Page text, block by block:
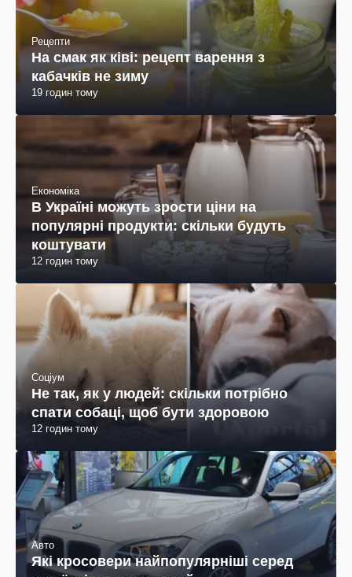
Рецепти
На смак як ківі: рецепт варення з
кабачків не зиму
19 годин тому
Економіка
В Україні можуть зрости ціни на
популярні продукти: скільки будуть
коштувати
12 годин тому
Соціум
Не так, як у людей: скільки потрібно
спати собаці, щоб бути здоровою
12 годин тому
Авто
Які кросовери найпопулярніші серед